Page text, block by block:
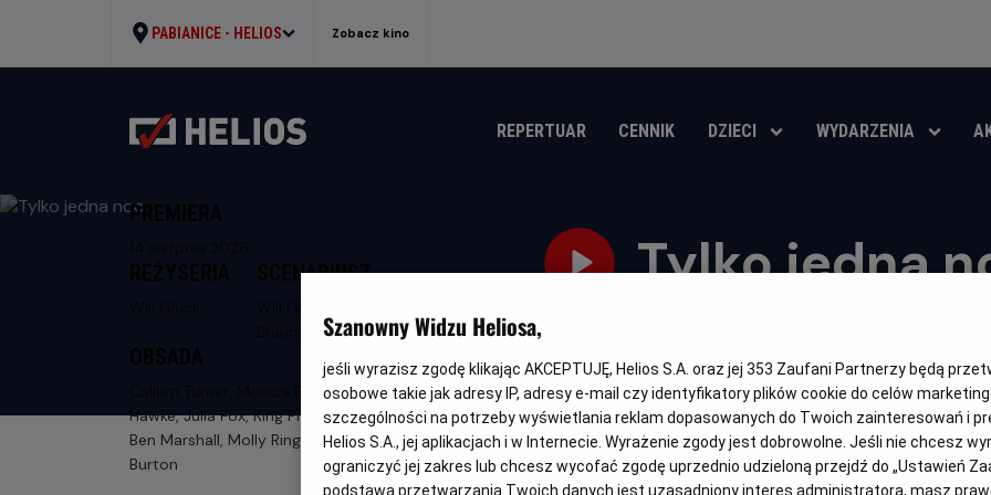
PABIANICE - HELIOS Zobacz kino
REPERTUAR CENNIK DZIECI WYDARZENIA
Tylko jedna
OBSERWUJ
PREMIERA
SCENARIUSZ
Callum Turner, Monica Barbaro, Maya
Hawke, Julia Fox, King Princess, Ziwe,
Ben Marshall, Molly Ringwald, Levar
Burton
NAPISY ZOBACZ PRZEDPREMIEROWO PRZEDPREMIERA
Szanowny Widzu Heliosa,
jeśli wyrazisz zgodę klikając AKCEPTUJĘ, Helios S.A. oraz jej 353 Zaufani Partnerzy będą
osobowe takie jak adresy IP, adresy e-mail czy identyfikatory plików cookie do celów
szczególności na potrzeby wyświetlania reklam dopasowanych do Twoich zainteresowań i
Helios S.A., jej aplikacjach i w Internecie. Wyrażenie zgody jest dobrowolne. Jeśli nie chcesz
ograniczyć jej zakres lub chcesz wycofać zgodę uprzednio udzieloną przejdź do „Ustawień
podstawą przetwarzania Twoich danych jest uzasadniony interes administratora, masz